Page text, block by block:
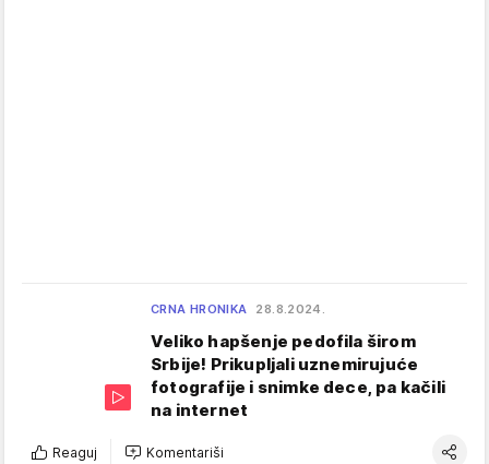
CRNA HRONIKA 28.8.2024.
Veliko hapšenje pedofila širom
Srbije! Prikupljali uznemirujuće
fotografije i snimke dece, pa kačili
na internet
Reaguj Komentariši